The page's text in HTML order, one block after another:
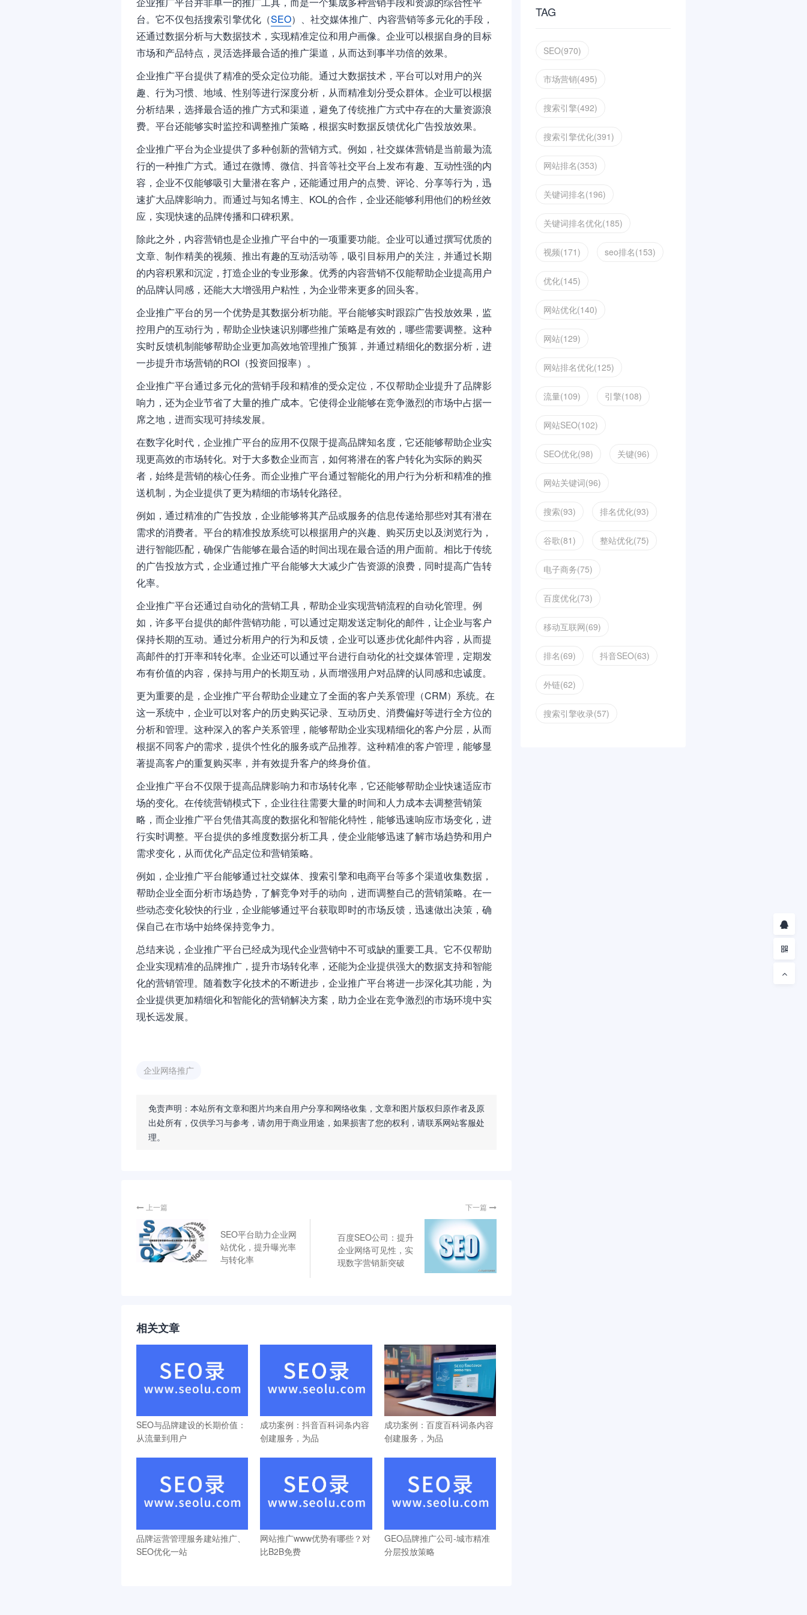
台。它不仅包括搜索引擎优化（SEO）、社交媒体推广、内容营销等多元化的手段，
还通过数据分析与大数据技术，实现精准定位和用户画像。企业可以根据自身的目标
市场和产品特点，灵活选择最合适的推广渠道，从而达到事半功倍的效果。
企业推广平台提供了精准的受众定位功能。通过大数据技术，平台可以对用户的兴
趣、行为习惯、地域、性别等进行深度分析，从而精准划分受众群体。企业可以根据
分析结果，选择最合适的推广方式和渠道，避免了传统推广方式中存在的大量资源浪
费。平台还能够实时监控和调整推广策略，根据实时数据反馈优化广告投放效果。
企业推广平台为企业提供了多种创新的营销方式。例如，社交媒体营销是当前最为流
行的一种推广方式。通过在微博、微信、抖音等社交平台上发布有趣、互动性强的内
容，企业不仅能够吸引大量潜在客户，还能通过用户的点赞、评论、分享等行为，迅
速扩大品牌影响力。而通过与知名博主、KOL的合作，企业还能够利用他们的粉丝效
应，实现快速的品牌传播和口碑积累。
除此之外，内容营销也是企业推广平台中的一项重要功能。企业可以通过撰写优质的
文章、制作精美的视频、推出有趣的互动活动等，吸引目标用户的关注，并通过长期
的内容积累和沉淀，打造企业的专业形象。优秀的内容营销不仅能帮助企业提高用户
的品牌认同感，还能大大增强用户粘性，为企业带来更多的回头客。
企业推广平台的另一个优势是其数据分析功能。平台能够实时跟踪广告投放效果，监
控用户的互动行为，帮助企业快速识别哪些推广策略是有效的，哪些需要调整。这种
实时反馈机制能够帮助企业更加高效地管理推广预算，并通过精细化的数据分析，进
一步提升市场营销的ROI（投资回报率）。
企业推广平台通过多元化的营销手段和精准的受众定位，不仅帮助企业提升了品牌影
响力，还为企业节省了大量的推广成本。它使得企业能够在竞争激烈的市场中占据一
席之地，进而实现可持续发展。
在数字化时代，企业推广平台的应用不仅限于提高品牌知名度，它还能够帮助企业实
现更高效的市场转化。对于大多数企业而言，如何将潜在的客户转化为实际的购买
者，始终是营销的核心任务。而企业推广平台通过智能化的用户行为分析和精准的推
送机制，为企业提供了更为精细的市场转化路径。
例如，通过精准的广告投放，企业能够将其产品或服务的信息传递给那些对其有潜在
需求的消费者。平台的精准投放系统可以根据用户的兴趣、购买历史以及浏览行为，
进行智能匹配，确保广告能够在最合适的时间出现在最合适的用户面前。相比于传统
的广告投放方式，企业通过推广平台能够大大减少广告资源的浪费，同时提高广告转
化率。
企业推广平台还通过自动化的营销工具，帮助企业实现营销流程的自动化管理。例
如，许多平台提供的邮件营销功能，可以通过定期发送定制化的邮件，让企业与客户
保持长期的互动。通过分析用户的行为和反馈，企业可以逐步优化邮件内容，从而提
高邮件的打开率和转化率。企业还可以通过平台进行自动化的社交媒体管理，定期发
布有价值的内容，保持与用户的长期互动，从而增强用户对品牌的认同感和忠诚度。
更为重要的是，企业推广平台帮助企业建立了全面的客户关系管理（CRM）系统。在
这一系统中，企业可以对客户的历史购买记录、互动历史、消费偏好等进行全方位的
分析和管理。这种深入的客户关系管理，能够帮助企业实现精细化的客户分层，从而
根据不同客户的需求，提供个性化的服务或产品推荐。这种精准的客户管理，能够显
著提高客户的重复购买率，并有效提升客户的终身价值。
企业推广平台不仅限于提高品牌影响力和市场转化率，它还能够帮助企业快速适应市
场的变化。在传统营销模式下，企业往往需要大量的时间和人力成本去调整营销策
略，而企业推广平台凭借其高度的数据化和智能化特性，能够迅速响应市场变化，进
行实时调整。平台提供的多维度数据分析工具，使企业能够迅速了解市场趋势和用户
需求变化，从而优化产品定位和营销策略。
例如，企业推广平台能够通过社交媒体、搜索引擎和电商平台等多个渠道收集数据，
帮助企业全面分析市场趋势，了解竞争对手的动向，进而调整自己的营销策略。在一
些动态变化较快的行业，企业能够通过平台获取即时的市场反馈，迅速做出决策，确
保自己在市场中始终保持竞争力。
总结来说，企业推广平台已经成为现代企业营销中不可或缺的重要工具。它不仅帮助
企业实现精准的品牌推广，提升市场转化率，还能为企业提供强大的数据支持和智能
化的营销管理。随着数字化技术的不断进步，企业推广平台将进一步深化其功能，为
企业提供更加精细化和智能化的营销解决方案，助力企业在竞争激烈的市场环境中实
现长远发展。
企业网络推广
免责声明：本站所有文章和图片均来自用户分享和网络收集，文章和图片版权归原作者及原
出处所有，仅供学习与参考，请勿用于商业用途，如果损害了您的权利，请联系网站客服处
理。
上一篇
SEO平台助力企业网
站优化，提升曝光率
与转化率
下一篇
百度SEO公司：提升
企业网络可见性，实
现数字营销新突破
相关文章
SEO与品牌建设的长期价值：
从流量到用户
成功案例：抖音百科词条内容
创建服务，为品
成功案例：百度百科词条内容
创建服务，为品
品牌运营管理服务建站推广、
SEO优化一站
网站推广www优势有哪些？对
比B2B免费
GEO品牌推广公司-城市精准
分层投放策略
TAG
SEO(970)
市场营销(495)
搜索引擎(492)
搜索引擎优化(391)
网站排名(353)
关键词排名(196)
关键词排名优化(185)
视频(171) seo排名(153)
优化(145)
网站优化(140)
网站(129)
网站排名优化(125)
流量(109) 引擎(108)
网站SEO(102)
SEO优化(98) 关键(96)
网站关键词(96)
搜索(93) 排名优化(93)
谷歌(81) 整站优化(75)
电子商务(75)
百度优化(73)
移动互联网(69)
排名(69) 抖音SEO(63)
外链(62)
搜索引擎收录(57)